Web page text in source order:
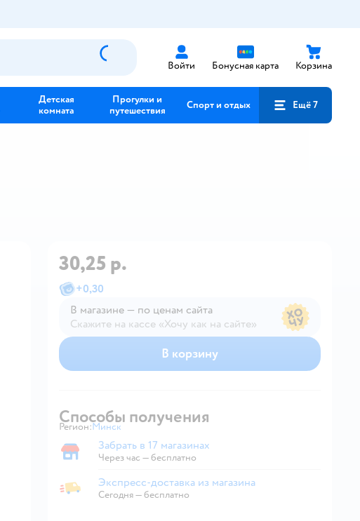
Войти Бонусная карта Корзина
Детская
комната
Прогулки и
путешествия
Спорт и отдых Ещё 7
30,25 р.
+0,30
В магазине — по ценам сайта
Скажите на кассе «Хочу как на сайте»
В магазине — по ценам сайта
В корзину
Способы получения
Регион: Выбор адреса доставки.
Минск
Забрать в магазине
Забрать в 17 магазинах
Через час — бесплатно
Экспресс-доставка из магазина
Экспресс-доставка из магазина
Сегодня—бесплатно